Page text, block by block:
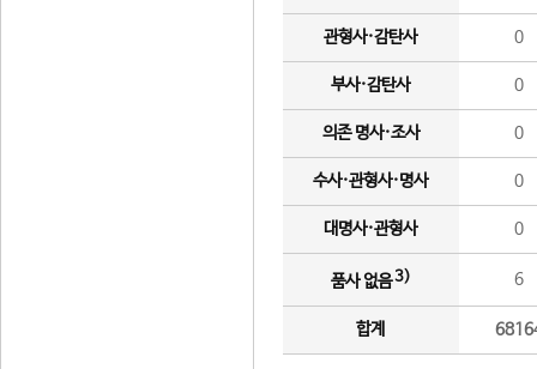
관형사·감탄사 0
부사·감탄사 0
의존 명사·조사 0
수사·관형사·명사 0
대명사·관형사 0
품사 없음3) 6
합계